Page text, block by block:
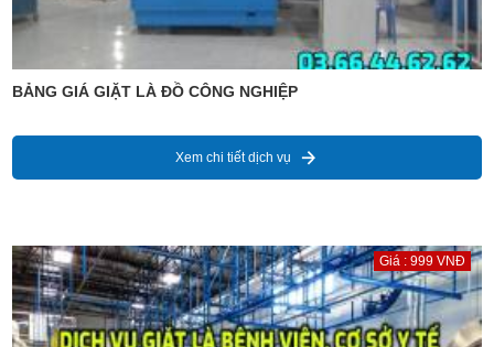
BẢNG GIÁ GIẶT LÀ ĐỒ CÔNG NGHIỆP
Xem chi tiết dịch vụ
Giá : 999 VNĐ